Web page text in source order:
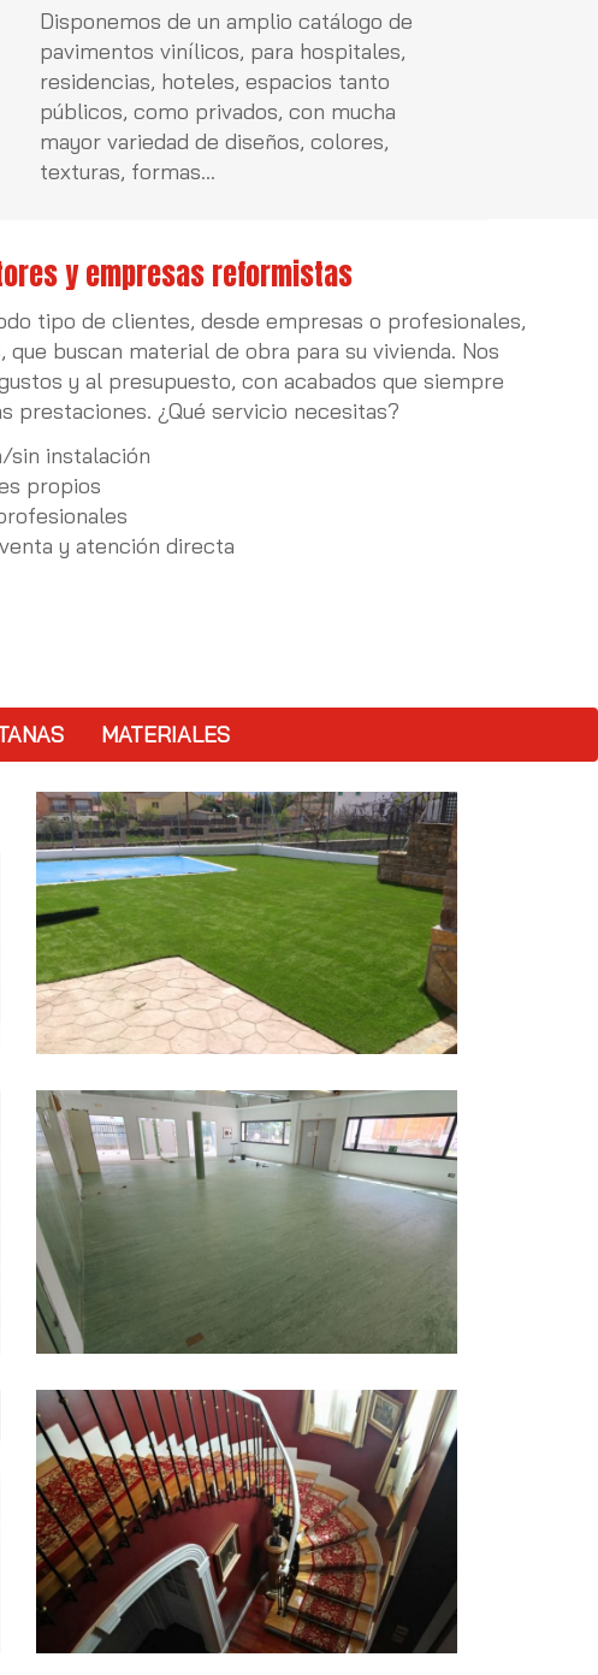
Disponemos de un amplio catálogo de
pavimentos vinílicos, para hospitales,
residencias, hoteles, espacios tanto
públicos, como privados, con mucha
mayor variedad de diseños, colores,
texturas, formas...
y empresas reformistas
tipo de clientes, desde empresas o profesionales,
que buscan material de obra para su vivienda. Nos
y al presupuesto, con acabados que siempre
prestaciones. ¿Qué servicio necesitas?
sin instalación
propios
y atención directa
MATERIALES